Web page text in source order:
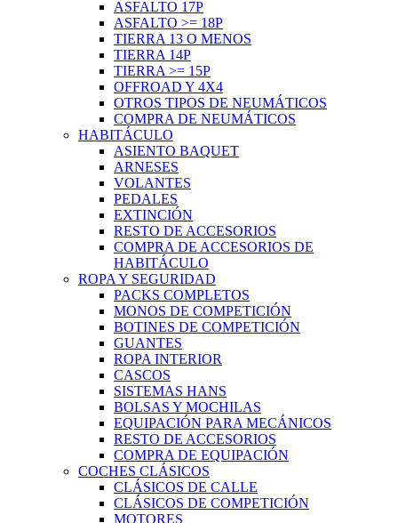
ASFALTO 17P
ASFALTO >= 18P
TIERRA 13 O MENOS
TIERRA 14P
TIERRA >= 15P
OFFROAD Y 4X4
OTROS TIPOS DE NEUMÁTICOS
COMPRA DE NEUMÁTICOS
HABITÁCULO
ASIENTO BAQUET
ARNESES
VOLANTES
PEDALES
EXTINCIÓN
RESTO DE ACCESORIOS
COMPRA DE ACCESORIOS DE
HABITÁCULO
ROPA Y SEGURIDAD
PACKS COMPLETOS
MONOS DE COMPETICIÓN
BOTINES DE COMPETICIÓN
GUANTES
ROPA INTERIOR
CASCOS
SISTEMAS HANS
BOLSAS Y MOCHILAS
EQUIPACIÓN PARA MECÁNICOS
RESTO DE ACCESORIOS
COMPRA DE EQUIPACIÓN
COCHES CLÁSICOS
CLÁSICOS DE CALLE
CLÁSICOS DE COMPETICIÓN
MOTORES